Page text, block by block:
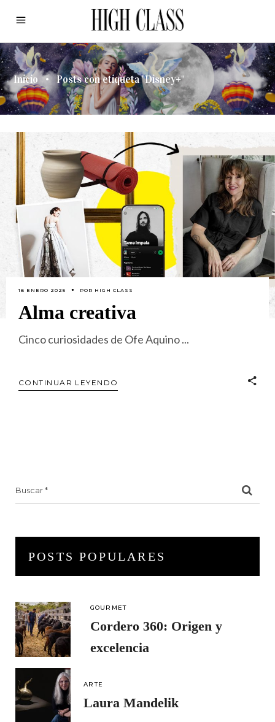
Inicio • Posts con etiqueta "Disney+"
16 ENERO 2025 POR HIGH CLASS
Alma creativa
Cinco curiosidades de Ofe Aquino
CONTINUAR LEYENDO
POSTS POPULARES
GOURMET
Cordero 360: Origen y
excelencia
ARTE
Laura Mandelik